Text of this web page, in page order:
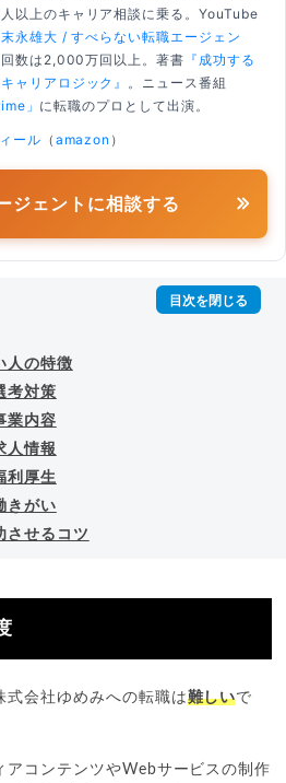
以上のキャリア相談に乗る。YouTube
末永雄大 / すべらない転職エージェン
数は2,000万回以上。著書 『成功する
キャリアロジック』
。ニュース番組
」 に転職のプロとして出演。
ール （ amazon ）
ジェントに相談する
人の特徴
考対策
業内容
人情報
利厚生
きがい
させるコツ
式会社ゆめみへの転職は難しいで
アコンテンツやWebサービスの制作